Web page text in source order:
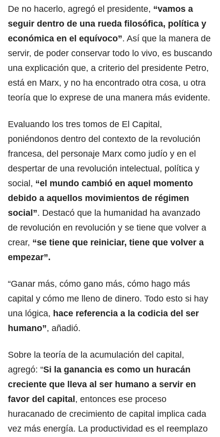
De no hacerlo, agregó el presidente, “vamos a
seguir dentro de una rueda filosófica, política y
económica en el equívoco”. Así que la manera de
servir, de poder conservar todo lo vivo, es buscando
una explicación que, a criterio del presidente Petro,
está en Marx, y no ha encontrado otra cosa, u otra
teoría que lo exprese de una manera más evidente.
Evaluando los tres tomos de El Capital,
poniéndonos dentro del contexto de la revolución
francesa, del personaje Marx como judío y en el
despertar de una revolución intelectual, política y
social, “el mundo cambió en aquel momento
debido a aquellos movimientos de régimen
social”. Destacó que la humanidad ha avanzado
de revolución en revolución y se tiene que volver a
crear, “se tiene que reiniciar, tiene que volver a
empezar”.
“Ganar más, cómo gano más, cómo hago más
capital y cómo me lleno de dinero. Todo esto si hay
una lógica, hace referencia a la codicia del ser
humano”, añadió.
Sobre la teoría de la acumulación del capital,
agregó: “Si la ganancia es como un huracán
creciente que lleva al ser humano a servir en
favor del capital, entonces ese proceso
huracanado de crecimiento de capital implica cada
vez más energía. La productividad es el reemplazo